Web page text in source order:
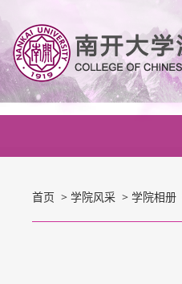
首页 > 学院风采 > 学院相册